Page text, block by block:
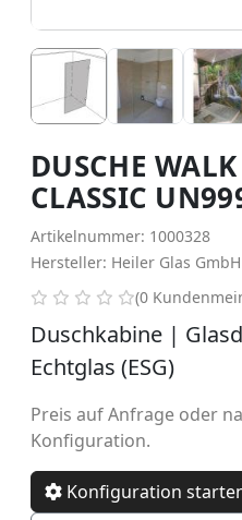
DUSCHE
CLASSIC
Artikelnummer: 1000328
Hersteller: Heiler Glas GmbH
0 von 5
(0
Duschkabine |
Echtglas (ESG)
Preis auf Anfrage oder
Konfiguration.
Konfiguration